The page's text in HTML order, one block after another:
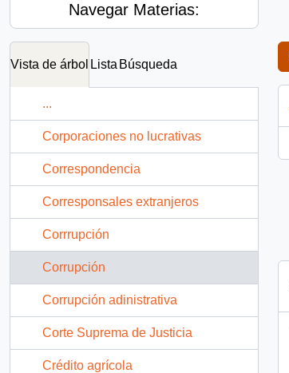
Navegar Materias:
Vista de árbol Lista Búsqueda
...
Corporaciones no lucrativas
Correspondencia
Corresponsales extranjeros
Corrrupción
Corrupción
Corrupción adinistrativa
Corte Suprema de Justicia
Crédito agrícola